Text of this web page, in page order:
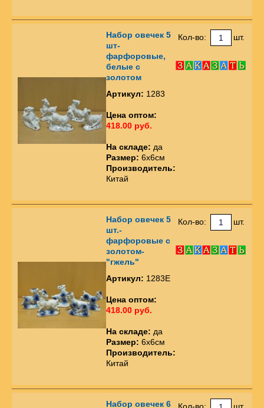
Набор овечек 5
шт-
фарфоровые,
белые с
золотом
Артикул: 1283
Цена оптом:
418.00 руб.
На складе: да
Размер: 6х6см
Производитель:
Китай
Кол-во: шт.
Набор овечек 5
шт.-
фарфоровые с
золотом-
"гжель"
Артикул: 1283Е
Цена оптом:
418.00 руб.
На складе: да
Размер: 6х6см
Производитель:
Китай
Кол-во: шт.
Набор овечек 6
Кол-во: шт.